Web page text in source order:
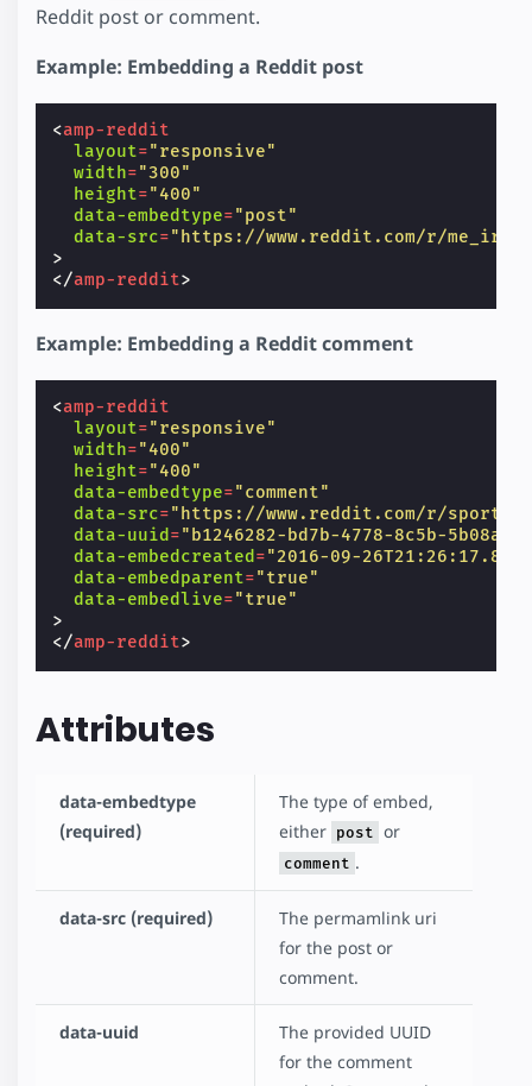
Reddit post or comment.
Example: Embedding a Reddit post
<amp-reddit
layout="responsive"
width="300"
height="400"
data-embedtype="post"
data-src="https://www.reddit.com/r/me_irl/
>
</amp-reddit>
Example: Embedding a Reddit comment
<amp-reddit
layout="responsive"
width="400"
height="400"
data-embedtype="comment"
data-src="https://www.reddit.com/r/sports/
data-uuid ="b1246282-bd7b-4778-8c5b-
data-embedcreated ="2016-09-
data-embedparent="true"
data-embedlive="true"
>
</amp-reddit>
Attributes
data-embedtype
(required)
The type of embed,
either post or
comment .
data-src (required)
The permamlink uri
for the post or
comment.
data-uuid
The provided UUID
for the comment